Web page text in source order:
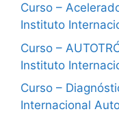
Curso –
Instituto
Curso –
Instituto
Curso –
Internacional